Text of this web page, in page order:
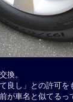
換。
良し」との許可を
が車名と似てるっ